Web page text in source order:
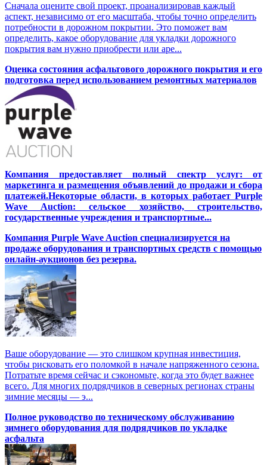
Сначала оцените свой проект, проанализировав каждый
аспект, независимо от его масштаба, чтобы точно определить
потребности в дорожном покрытии. Это поможет вам
определить, какое оборудование для укладки дорожного
покрытия вам нужно приобрести или аре...
Оценка состояния асфальтового дорожного покрытия и его
подготовка перед использованием ремонтных материалов
Компания предоставляет полный спектр услуг: от
маркетинга и размещения объявлений до продажи и сбора
платежей.Некоторые области, в которых работает Purple
Wave Auction: сельское хозяйство, строительство,
государственные учреждения и транспортные...
Компания Purple Wave Auction специализируется на
продаже оборудования и транспортных средств с помощью
онлайн-аукционов без резерва.
Ваше оборудование — это слишком крупная инвестиция,
чтобы рисковать его поломкой в начале напряженного сезона.
Потратьте время сейчас и сэкономьте, когда это будет важнее
всего. Для многих подрядчиков в северных регионах страны
зимние месяцы — э...
Полное руководство по техническому обслуживанию
зимнего оборудования для подрядчиков по укладке
асфальта